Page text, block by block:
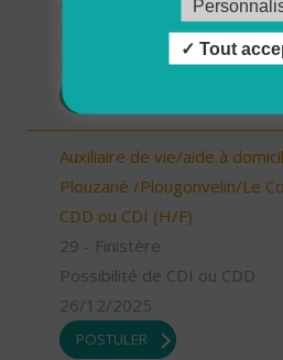
Possibilité de CDI ou CDD
Auxiliaire de vie/aide à
Plouzané /Plougonvelin/Le
CDD ou CDI (H/F)
29 - Finistère
Possibilité de CDI ou CDD
26/12/2025
POSTULER
Tout